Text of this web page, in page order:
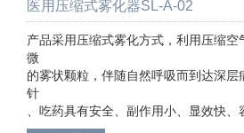
医用压缩式雾化器SL-A-02
产品采用压缩式雾化方式，利用压缩空
微
的雾状颗粒，伴随自然呼吸而到达深
针
、吃药具有安全、副作用小、显效快、